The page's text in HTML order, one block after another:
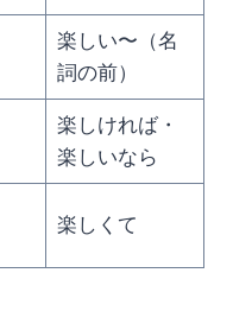
楽しい〜（名
詞の前）
楽しければ・
楽しいなら
楽しくて